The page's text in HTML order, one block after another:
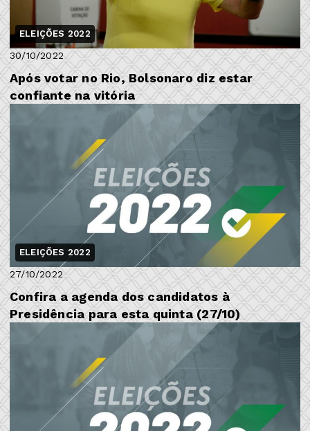
ELEIÇÕES 2022
30/10/2022
Após votar no Rio, Bolsonaro diz estar
confiante na vitória
ELEIÇÕES 2022
27/10/2022
Confira a agenda dos candidatos à
Presidência para esta quinta (27/10)